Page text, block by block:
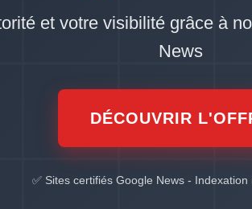
et votre visibilité grâce à
News
DÉCOUVRIR
✅ Sites certifiés Google News -